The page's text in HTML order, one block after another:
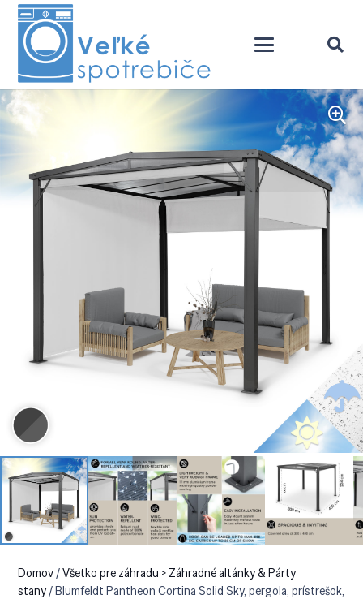
Domov/Všetko pre záhradu > Záhradné altánky & Párty
stany/ Blumfeldt Pantheon Cortina Solid Sky, pergola, prístrešok,